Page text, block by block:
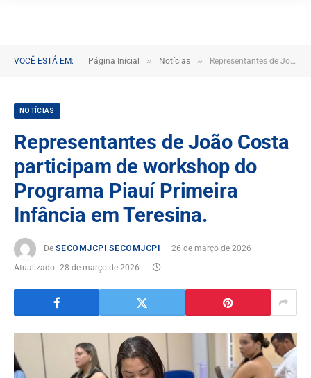
VOCÊ ESTÁ EM: Página Inicial » Notícias » Representantes de João Costa participam de workshop do Programa Piauí Primeira Infância em Teresina.
NOTÍCIAS
Representantes de João Costa
participam de workshop do
Programa Piauí Primeira
Infância em Teresina.
De SECOMJCPI SECOMJCPI
26 de março de 2026
Atualizado 28 de março de 2026